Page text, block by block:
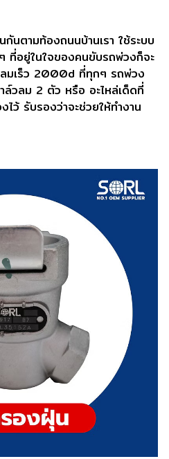
นตามท้องถนนบ้านเรา ใช้ระบบ
ที่อยู่ในใจของคนขับรถพ่วงก็จะ
ลมเร็ว 2000d ที่ทุกๆ รถพ่วง
ล์วลม 2 ตัว หรือ อะไหล่เด็ดที่
ไว้ รับรองว่าจะช่วยให้ทำงาน